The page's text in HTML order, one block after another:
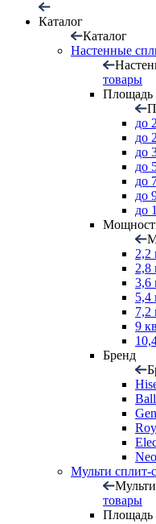
Каталог
Каталог
Настенные
товары
Площадь
до
до
до
до
до
до
до
2,2
2,8
3,6
5,4
7,2
9
Бренд
Мульти сплит-
товары
Площадь